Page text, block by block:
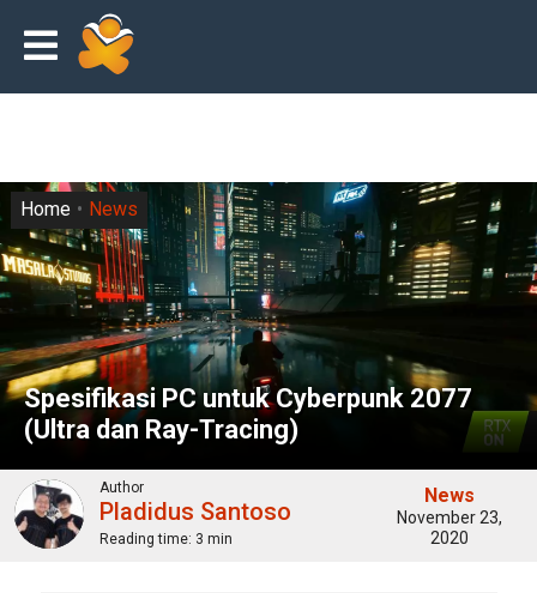
Spesifikasi PC untuk Cyberpunk 2077
(Ultra dan Ray-Tracing)
Home News
Author
Pladidus Santoso
Reading time: 3 min
News
November 23,
2020